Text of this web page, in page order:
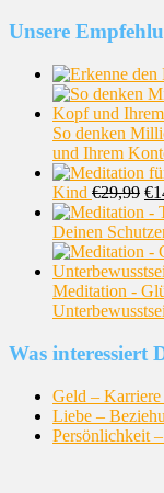
Unsere
So denken
und Ihrem
Kind €29,99 €
Deinen
Meditation -
Was interessiert
Geld – Karriere
Liebe –
Persönlichkeit